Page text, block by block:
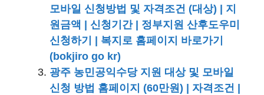
모바일 신청방법 및 자격조건 (대상) | 지
원금액 | 신청기간 | 정부지원 산후도우미
신청하기 | 복지로 홈페이지 바로가기
(bokjiro go kr)
광주 농민공익수당 지원 대상 및 모바일
신청 방법 홈페이지 (60만원) | 자격조건 |